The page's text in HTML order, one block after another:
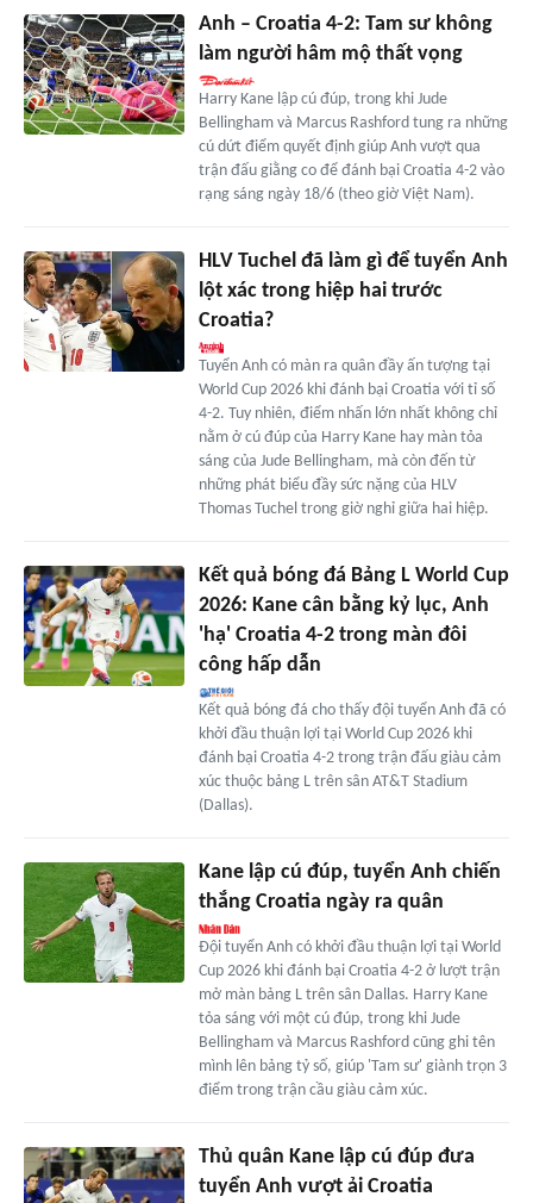
Anh – Croatia 4-2: Tam sư không
làm người hâm mộ thất vọng
Harry Kane lập cú đúp, trong khi Jude
Bellingham và Marcus Rashford tung ra những
cú dứt điểm quyết định giúp Anh vượt qua
trận đấu giằng co để đánh bại Croatia 4-2 vào
rạng sáng ngày 18/6 (theo giờ Việt Nam).
HLV Tuchel đã làm gì để tuyển Anh
lột xác trong hiệp hai trước
Croatia?
Tuyển Anh có màn ra quân đầy ấn tượng tại
World Cup 2026 khi đánh bại Croatia với tỉ số
4-2. Tuy nhiên, điểm nhấn lớn nhất không chỉ
nằm ở cú đúp của Harry Kane hay màn tỏa
sáng của Jude Bellingham, mà còn đến từ
những phát biểu đầy sức nặng của HLV
Thomas Tuchel trong giờ nghỉ giữa hai hiệp.
Kết quả bóng đá Bảng L World Cup
2026: Kane cân bằng kỷ lục, Anh
'hạ' Croatia 4-2 trong màn đôi
công hấp dẫn
Kết quả bóng đá cho thấy đội tuyển Anh đã có
khởi đầu thuận lợi tại World Cup 2026 khi
đánh bại Croatia 4-2 trong trận đấu giàu cảm
xúc thuộc bảng L trên sân AT&T Stadium
(Dallas).
Kane lập cú đúp, tuyển Anh chiến
thắng Croatia ngày ra quân
Đội tuyển Anh có khởi đầu thuận lợi tại World
Cup 2026 khi đánh bại Croatia 4-2 ở lượt trận
mở màn bảng L trên sân Dallas. Harry Kane
tỏa sáng với một cú đúp, trong khi Jude
Bellingham và Marcus Rashford cũng ghi tên
mình lên bảng tỷ số, giúp 'Tam sư' giành trọn 3
điểm trong trận cầu giàu cảm xúc.
Thủ quân Kane lập cú đúp đưa
tuyển Anh vượt ải Croatia